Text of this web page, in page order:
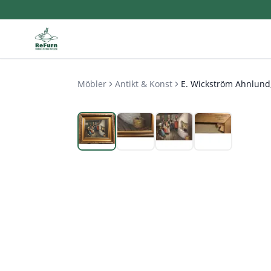
Möbler Antikt & Konst E. Wickström